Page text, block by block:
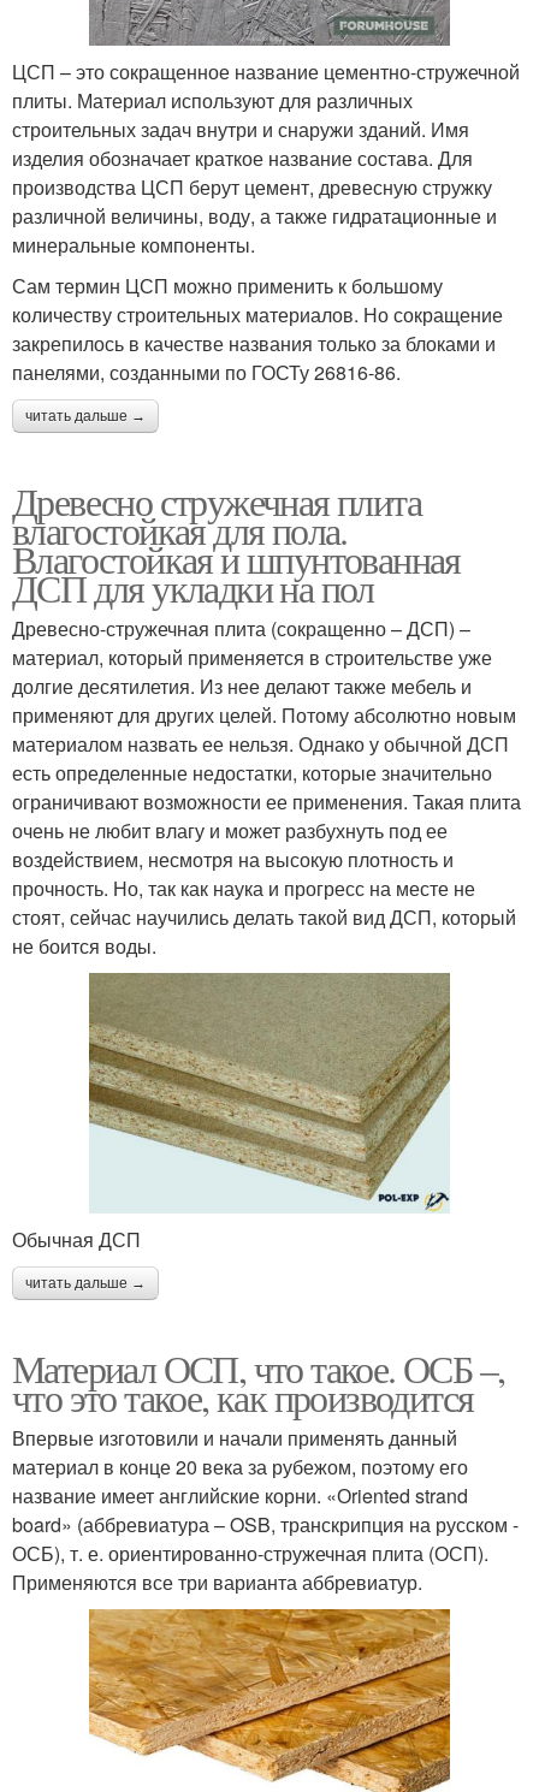
ЦСП – это сокращенное название цементно-стружечной
плиты. Материал используют для различных
строительных задач внутри и снаружи зданий. Имя
изделия обозначает краткое название состава. Для
производства ЦСП берут цемент, древесную стружку
различной величины, воду, а также гидратационные и
минеральные компоненты.
Сам термин ЦСП можно применить к большому
количеству строительных материалов. Но сокращение
закрепилось в качестве названия только за блоками и
панелями, созданными по ГОСТу 26816-86.
читать дальше →
Древесно стружечная плита
влагостойкая для пола.
Влагостойкая и шпунтованная
ДСП для укладки на пол
Древесно-стружечная плита (сокращенно – ДСП) –
материал, который применяется в строительстве уже
долгие десятилетия. Из нее делают также мебель и
применяют для других целей. Потому абсолютно новым
материалом назвать ее нельзя. Однако у обычной ДСП
есть определенные недостатки, которые значительно
ограничивают возможности ее применения. Такая плита
очень не любит влагу и может разбухнуть под ее
воздействием, несмотря на высокую плотность и
прочность. Но, так как наука и прогресс на месте не
стоят, сейчас научились делать такой вид ДСП, который
не боится воды.
Обычная ДСП
читать дальше →
Материал ОСП, что такое. ОСБ –,
что это такое, как производится
Впервые изготовили и начали применять данный
материал в конце 20 века за рубежом, поэтому его
название имеет английские корни. «Оriented strand
board» (аббревиатура – OSB, транскрипция на русском -
ОСБ), т. е. ориентированно-стружечная плита (ОСП).
Применяются все три варианта аббревиатур.